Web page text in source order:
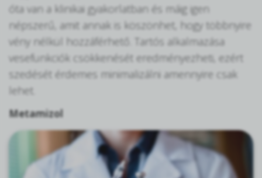
óta van a klinikai gyakorlatban és máig igen
népszerű, amit annak is köszönhet, hogy többnyire
vény nélkül hozzáférhető. Tartós alkalmazása
vesefunkciók csökkenését eredményezheti, ezért
szedését érdemes minimalizálni amennyire csak
lehet.
Metamizol